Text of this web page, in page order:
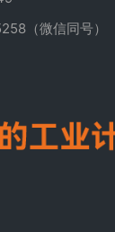
（微信同号）